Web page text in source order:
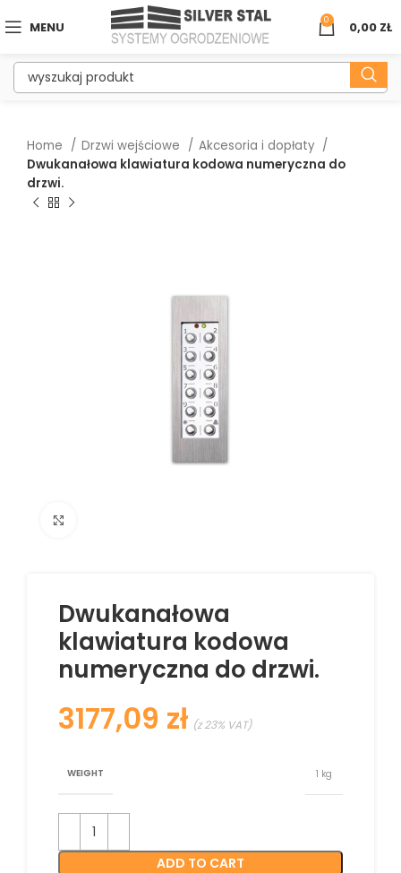
MENU 0 0,00 ZŁ
Home Drzwi wejściowe
Akcesoria i dopłaty
Dwukanałowa klawiatura kodowa numeryczna do
drzwi.
Dwukanałowa
klawiatura kodowa
numeryczna do drzwi.
zł
WEIGHT 1 kg
ADD TO CART